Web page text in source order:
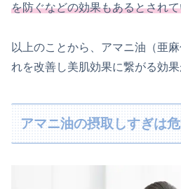
を防ぐなどの効果もあるとされ
以上のことから、アマニ油（亜
れを改善し美肌効果に繋がる効果
アマニ油の摂取しすぎは危